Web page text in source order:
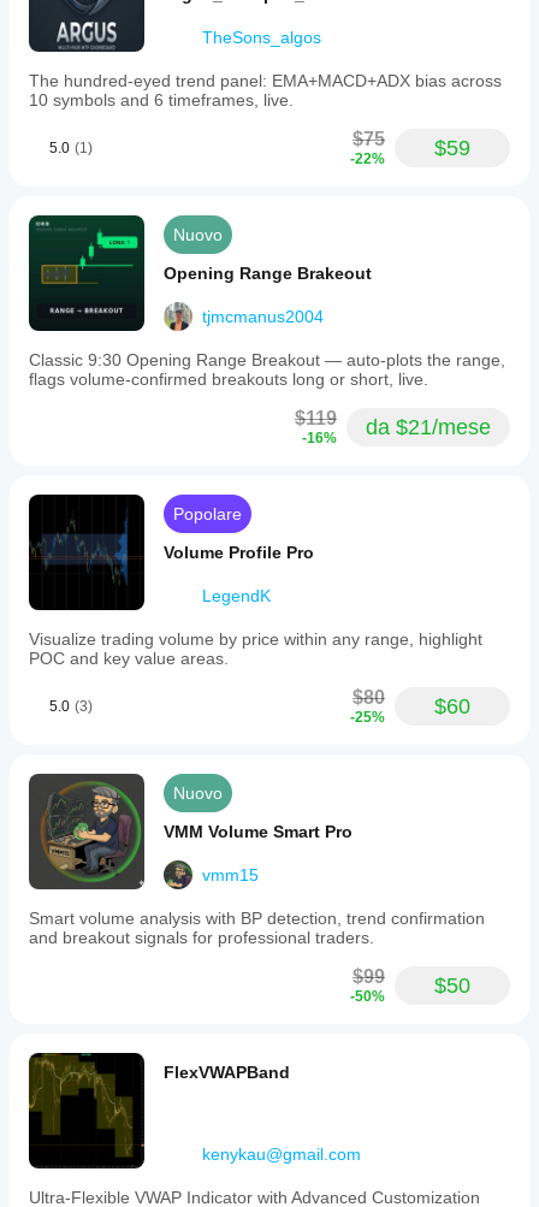
TheSons_algos
The hundred-eyed trend panel: EMA+MACD+ADX bias across
10 symbols and 6 timeframes, live.
5.0 (1) $75
-22% $59
Nuovo
Opening Range Brakeout
tjmcmanus2004
Classic 9:30 Opening Range Breakout — auto-plots the range,
flags volume-confirmed breakouts long or short, live.
$119
-16% da $21/mese
Popolare
Volume Profile Pro
LegendK
Visualize trading volume by price within any range, highlight
POC and key value areas.
5.0 (3) $80
-25% $60
Nuovo
VMM Volume Smart Pro
vmm15
Smart volume analysis with BP detection, trend confirmation
and breakout signals for professional traders.
$99
-50% $50
FlexVWAPBand
kenykau@gmail.com
Ultra-Flexible VWAP Indicator with Advanced Customization